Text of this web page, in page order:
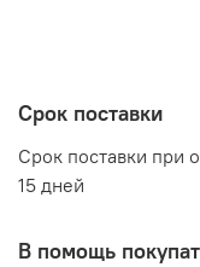
Срок поставки
Срок поставки при
15 дней
В помощь